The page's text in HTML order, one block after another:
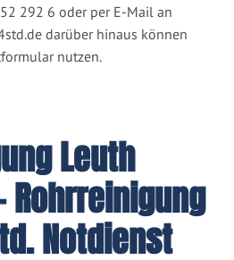
292 6 oder per E-Mail an
darüber hinaus können
nutzen.
Leuth
Rohrreinigung
Notdienst